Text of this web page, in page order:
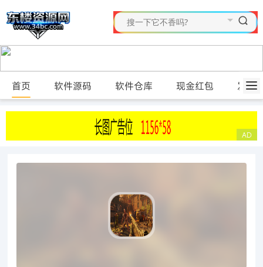
首页 软件源码 软件仓库 现金红包 发布